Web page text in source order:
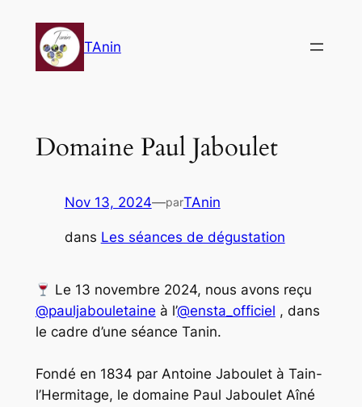
contenu
TAnin
Domaine Paul Jaboulet
Nov 13, 2024—parTAnin
dans Les séances de dégustation
Le 13 novembre 2024, nous avons reçu
@pauljabouletaine à l’@ensta_officiel , dans
le cadre d’une séance Tanin.
Fondé en 1834 par Antoine Jaboulet à Tain-
l’Hermitage, le domaine Paul Jaboulet Aîné